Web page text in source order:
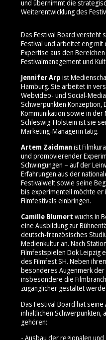
und übernimmt die
Weiterentwicklung des
Das Festival Board versteht
Festival und arbeitet eng mit
Expertise aus den
Festivalmanagement und
Jennifer Arp ist
Hamburg. Sie arbeitet in
Webvideo- und
Schwerpunkten Konzeption,
Kommunikation sowie in
Schleswig-Holstein ist sie
Marketing‑Managerin tätig.
Artem Zaidman ist
und promovierender
Schwingungen – auf der
Erfahrungen aus der
Festivalwelt sowie seine
bis experimentell möchte er
Filmfestivals einbringen.
Camille Blumert wuchs in
eine Ausbildung zur
deutsch‑französisches
Medienkultur an. Nach
Filmfestspielen Dok Leipzig
des Filmfest SH. Neben
besonderes Augenmerk der
insbesondere die
zugänglicher gestaltet
Das Festival Board hat
inhaltlichen Schwerpunkten,
gehören:
- Ausbau der regionalen